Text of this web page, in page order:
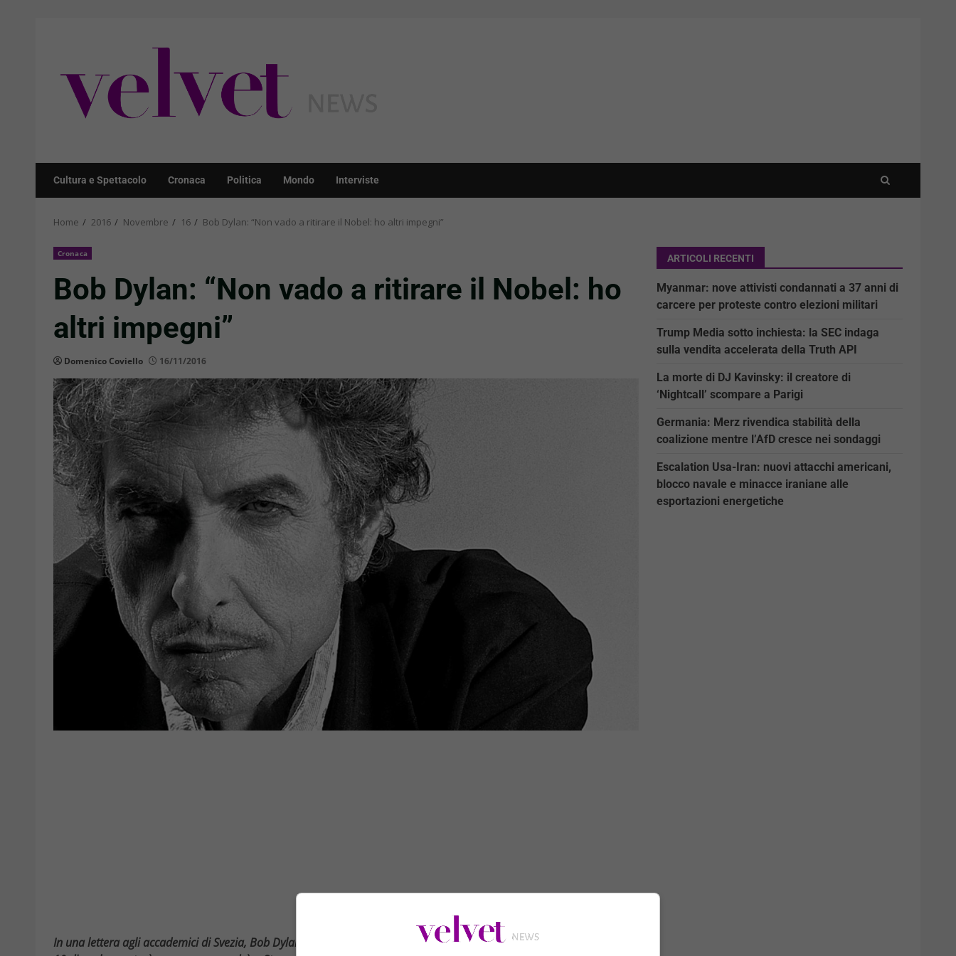
Cultura e Spettacolo Cronaca Politica Mondo Interviste
Home 2016 Novembre 16 Bob Dylan: “Non vado a ritirare il Nobel: ho altri impegni”
Cronaca
Bob Dylan: “Non vado a ritirare il Nobel: ho
altri impegni”
Domenico Coviello 16/11/2016
In una lettera agli accademici di Svezia, Bob Dylan, vincitore del premio Nobel per la Letteratura 2016, fa sapere che il
ARTICOLI RECENTI
Myanmar: nove attivisti condannati a 37 anni di
carcere per proteste contro elezioni militari
Trump Media sotto inchiesta: la SEC indaga
sulla vendita accelerata della Truth API
La morte di DJ Kavinsky: il creatore di
‘Nightcall’ scompare a Parigi
Germania: Merz rivendica stabilità della
coalizione mentre l’AfD cresce nei sondaggi
Escalation Usa-Iran: nuovi attacchi americani,
blocco navale e minacce iraniane alle
esportazioni energetiche